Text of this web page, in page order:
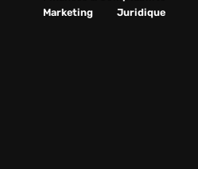
Marketing
Juridique